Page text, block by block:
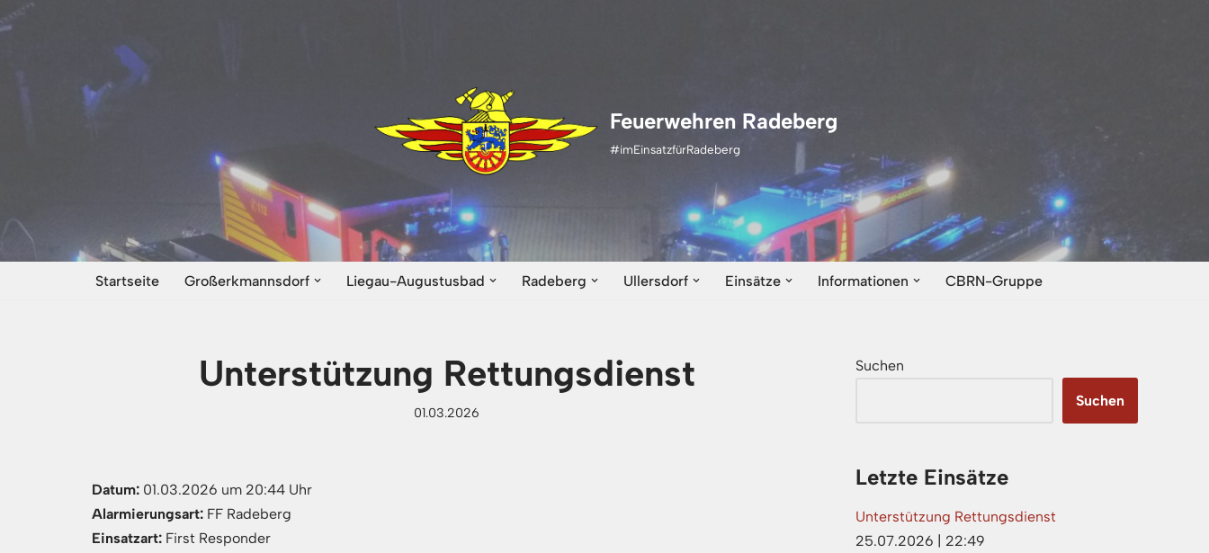
Inhalt
Feuerwehren Radeberg
#imEinsatzfürRadeberg
Startseite Großerkmannsdorf Liegau-Augustusbad Radeberg Ullersdorf Einsätze Informationen CBRN-Gruppe
Unterstützung Rettungsdienst
01.03.2026
Datum: 01.03.2026 um 20:44 Uhr
Alarmierungsart: FF Radeberg
Einsatzart: First Responder
Suchen
Suchen
Letzte Einsätze
Unterstützung Rettungsdienst
25.07.2026 | 22:49